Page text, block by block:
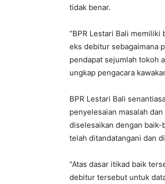
tidak benar.
“BPR Lestari Bali
eks debitur sebagaimana
pendapat sejumlah tokoh
ungkap pengacara
BPR Lestari Bali
penyelesaian masalah
diselesaikan dengan
telah ditandatangani dan
“Atas dasar itikad baik
debitur tersebut untuk